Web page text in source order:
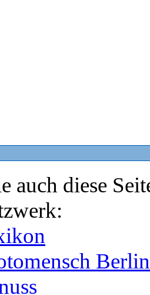
auch diese
Berlin